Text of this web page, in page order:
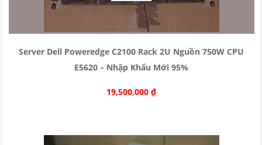
Server Dell Poweredge C2100 Rack 2U Nguồn 750W CPU
E5620 – Nhập Khẩu Mới 95%
19,500,000₫